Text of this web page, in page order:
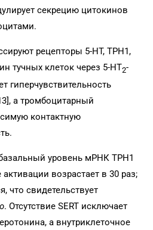
секрецию цитокинов
рецепторы 5-НТ, TPH1,
тучных клеток через 5‑НТ2-
гиперчувствительность
а тромбоцитарный
контактную
уровень мРНК TPH1
возрастает в 30 раз;
что свидетельствует
. Отсутствие SERT исключает
а внутриклеточное